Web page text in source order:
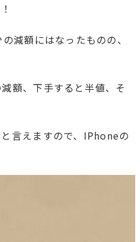
減額にはなったものの、
額、下手すると半値、そ
言えますので、IPhoneの